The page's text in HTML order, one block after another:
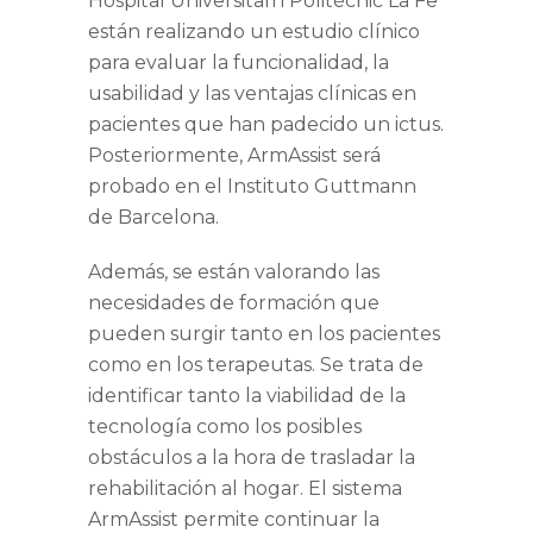
están realizando un estudio clínico
para evaluar la funcionalidad, la
usabilidad y las ventajas clínicas en
pacientes que han padecido un ictus.
Posteriormente, ArmAssist será
probado en el Instituto Guttmann
de Barcelona.
Además, se están valorando las
necesidades de formación que
pueden surgir tanto en los pacientes
como en los terapeutas. Se trata de
identificar tanto la viabilidad de la
tecnología como los posibles
obstáculos a la hora de trasladar la
rehabilitación al hogar. El sistema
ArmAssist permite continuar la